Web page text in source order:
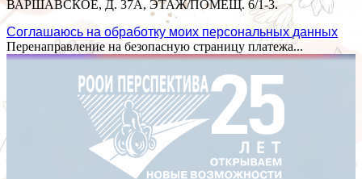
ВАРШАВСКОЕ, Д. 37А, ЭТАЖ/ПОМЕЩ. 6/1-3.
Соглашаюсь на обработку моих персональных данных
Перенаправление на безопасную страницу платежа...